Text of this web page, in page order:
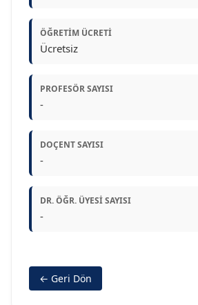
ÖĞRETIM ÜCRETI
Ücretsiz
PROFESÖR SAYISI
-
DOÇENT SAYISI
-
DR. ÖĞR. ÜYESI SAYISI
-
← Geri Dön